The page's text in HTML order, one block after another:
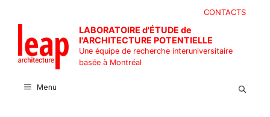
contenu
CONTACTS
LABORATOIRE d'ÉTUDE de
l'ARCHITECTURE POTENTIELLE
Une équipe de recherche interuniversitaire
basée à Montréal
Menu